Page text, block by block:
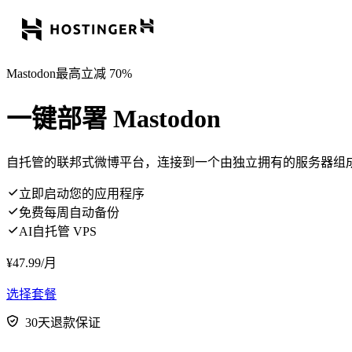
Mastodon最高立减 70%
一键部署 Mastodon
自托管的联邦式微博平台，连接到一个由独立拥有的服务器组
立即启动您的应用程序
免费每周自动备份
AI自托管 VPS
¥47.99/月
选择套餐
30天退款保证